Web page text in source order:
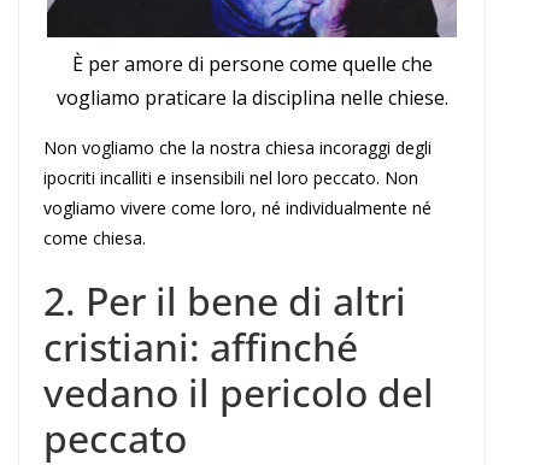
È per amore di persone come quelle che
vogliamo praticare la disciplina nelle chiese.
Non vogliamo che la nostra chiesa incoraggi degli
ipocriti incalliti e insensibili nel loro peccato. Non
vogliamo vivere come loro, né individualmente né
come chiesa.
2. Per il bene di altri
cristiani: affinché
vedano il pericolo del
peccato